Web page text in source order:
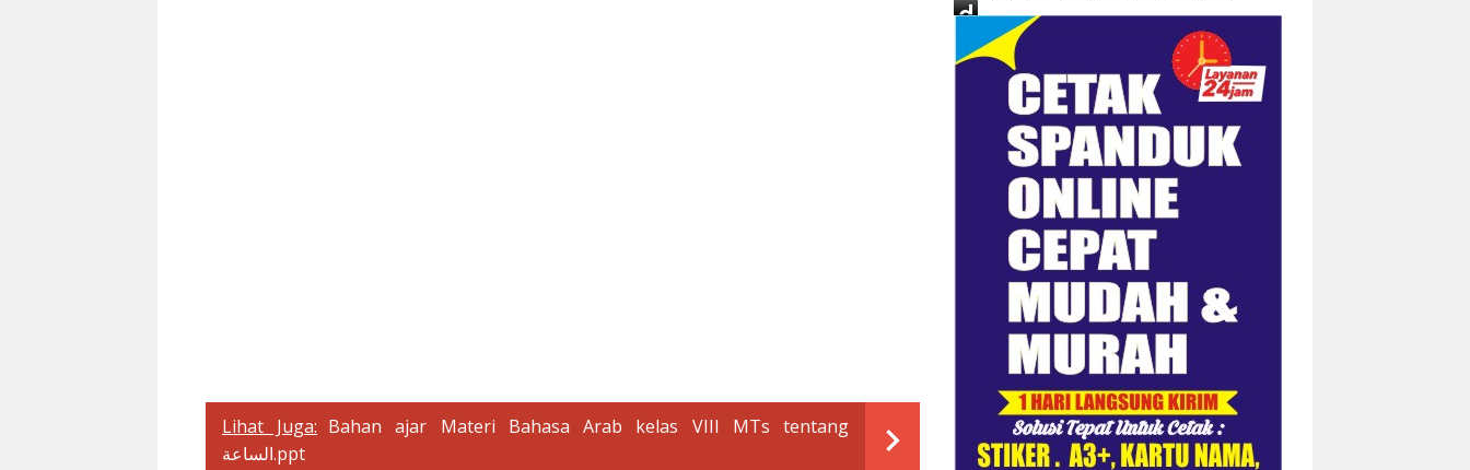
Lihat Juga: Bahan ajar Materi Bahasa Arab kelas VIII MTs tentang
الساعة.ppt
d